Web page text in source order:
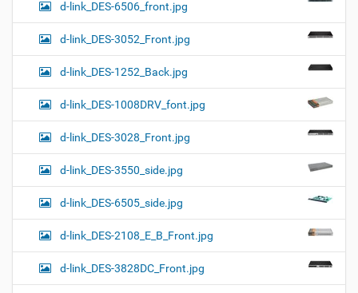
d-link_DES-6506_front.jpg
d-link_DES-3052_Front.jpg
d-link_DES-1252_Back.jpg
d-link_DES-1008DRV_font.jpg
d-link_DES-3028_Front.jpg
d-link_DES-3550_side.jpg
d-link_DES-6505_side.jpg
d-link_DES-2108_E_B_Front.jpg
d-link_DES-3828DC_Front.jpg